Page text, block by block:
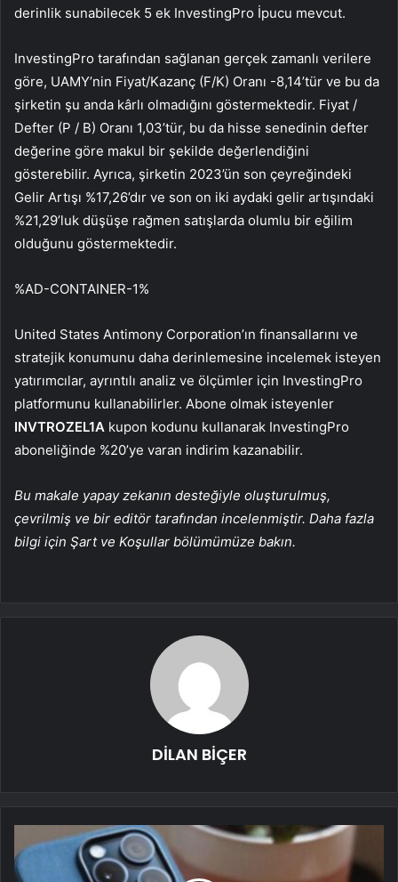
derinlik sunabilecek 5 ek InvestingPro İpucu mevcut.
InvestingPro tarafından sağlanan gerçek zamanlı verilere
göre, UAMY’nin Fiyat/Kazanç (F/K) Oranı -8,14’tür ve bu da
şirketin şu anda kârlı olmadığını göstermektedir. Fiyat /
Defter (P / B) Oranı 1,03’tür, bu da hisse senedinin defter
değerine göre makul bir şekilde değerlendiğini
gösterebilir. Ayrıca, şirketin 2023’ün son çeyreğindeki
Gelir Artışı %17,26’dır ve son on iki aydaki gelir artışındaki
%21,29’luk düşüşe rağmen satışlarda olumlu bir eğilim
olduğunu göstermektedir.
%AD-CONTAINER-1%
United States Antimony Corporation’ın finansallarını ve
stratejik konumunu daha derinlemesine incelemek isteyen
yatırımcılar, ayrıntılı analiz ve ölçümler için InvestingPro
platformunu kullanabilirler. Abone olmak isteyenler
INVTROZEL1A kupon kodunu kullanarak InvestingPro
aboneliğinde %20’ye varan indirim kazanabilir.
Bu makale yapay zekanın desteğiyle oluşturulmuş,
çevrilmiş ve bir editör tarafından incelenmiştir. Daha fazla
bilgi için Şart ve Koşullar bölümümüze bakın.
DİLAN BİÇER